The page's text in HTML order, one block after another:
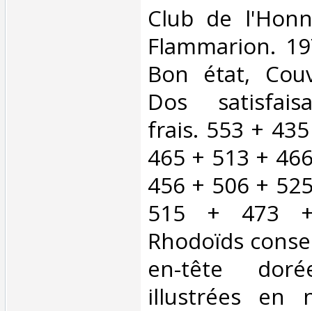
‎Club de
Flammarion.
Bon état,
Dos
frais. 553 +
465 + 513 +
456 + 506 +
515 + 473
Rhodoïds
en-tête
illustrées en